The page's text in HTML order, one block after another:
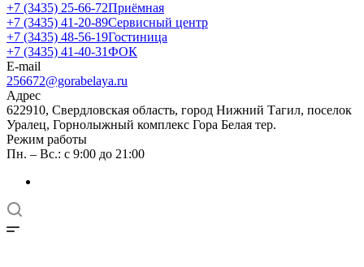
+7 (3435) 25-66-72Приёмная
+7 (3435) 41-20-89Сервисный центр
+7 (3435) 48-56-19Гостиница
+7 (3435) 41-40-31ФОК
E-mail
256672@gorabelaya.ru
Адрес
622910, Свердловская область, город Нижний Тагил, поселок
Уралец, Горнолыжный комплекс Гора Белая тер.
Режим работы
Пн. – Вс.: с 9:00 до 21:00